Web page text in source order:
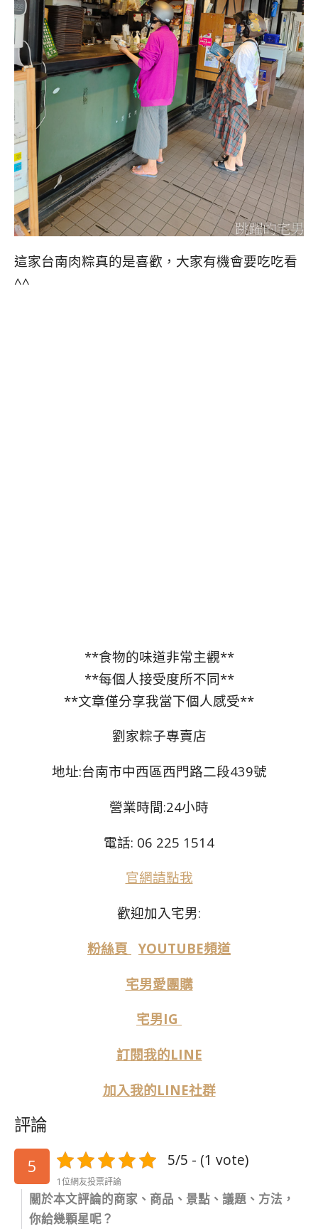
這家台南肉粽真的是喜歡，大家有機會要吃吃看
^^
**食物的味道非常主觀**
**每個人接受度所不同**
**文章僅分享我當下個人感受**
劉家粽子專賣店
地址:台南市中西區西門路二段439號
營業時間:24小時
電話: 06 225 1514
官網請點我
歡迎加入宅男:
粉絲頁
YOUTUBE頻道
宅男愛團購
宅男IG
訂閱我的LINE
加入我的LINE社群
評論
5
5/5 - (1 vote)
1位網友投票評論
關於本文評論的商家、商品、景點、議題、方法，
你給幾顆星呢？